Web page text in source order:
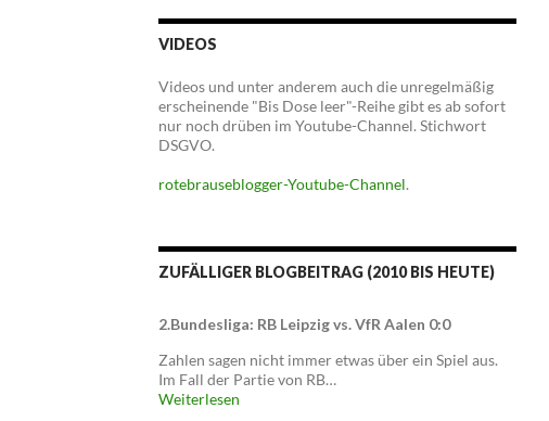
VIDEOS
Videos und unter anderem auch die unregelmäßig
erscheinende "Bis Dose leer"-Reihe gibt es ab sofort
nur noch drüben im Youtube-Channel. Stichwort
DSGVO.
rotebrauseblogger-Youtube-Channel.
ZUFÄLLIGER BLOGBEITRAG (2010 BIS HEUTE)
2.Bundesliga: RB Leipzig vs. VfR Aalen 0:0
Zahlen sagen nicht immer etwas über ein Spiel aus.
Im Fall der Partie von RB…
Weiterlesen